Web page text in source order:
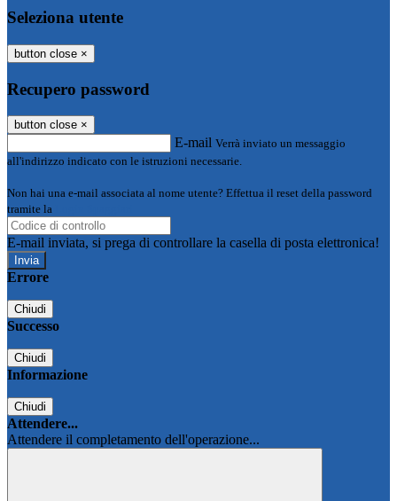
Seleziona utente
button close ×
Recupero password
button close ×
E-mail Verrà inviato un messaggio
all'indirizzo indicato con le istruzioni necessarie.
Non hai una e-mail associata al nome utente? Effettua il reset della password
tramite la
E-mail inviata, si prega di controllare la casella di posta elettronica!
Errore
Chiudi
Successo
Chiudi
Informazione
Chiudi
Attendere...
Attendere il completamento dell'operazione...